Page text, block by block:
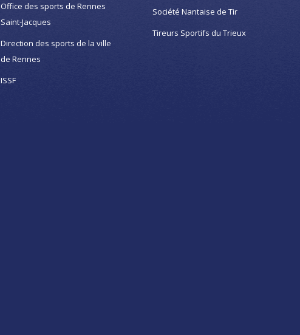
Office des sports de Rennes
Saint-Jacques
Direction des sports de la ville
de Rennes
ISSF
Société Nantaise de Tir
Tireurs Sportifs du Trieux